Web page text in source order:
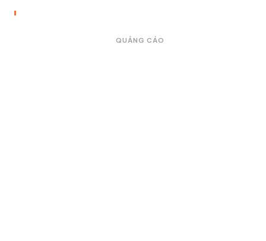
QUẢNG CÁO